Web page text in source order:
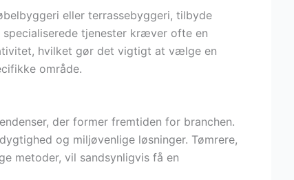
eller terrassebyggeri, tilbyde
tjenester kræver ofte en
hvilket gør det vigtigt at vælge en
område.
der former fremtiden for branchen.
og miljøvenlige løsninger. Tømrere,
metoder, vil sandsynligvis få en